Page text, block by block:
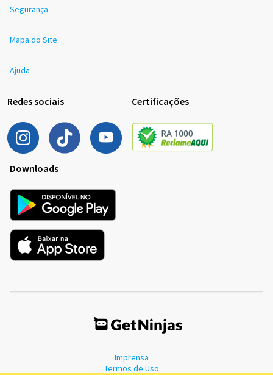
Segurança
Mapa do Site
Ajuda
Redes sociais Certificações
Downloads
Imprensa
Termos de Uso